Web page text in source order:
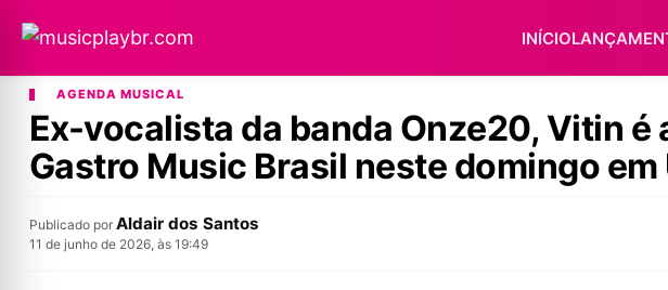
INÍCIO
AGENDA MUSICAL
Ex-vocalista da banda Onze20, Vitin
Gastro Music Brasil neste domingo
Publicado por Aldair dos Santos
11 de junho de 2026, às 19:49